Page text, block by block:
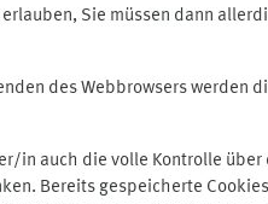
Sie müssen dann
des Webbrowsers werden
in auch die volle Kontrolle über
Bereits gespeicherte